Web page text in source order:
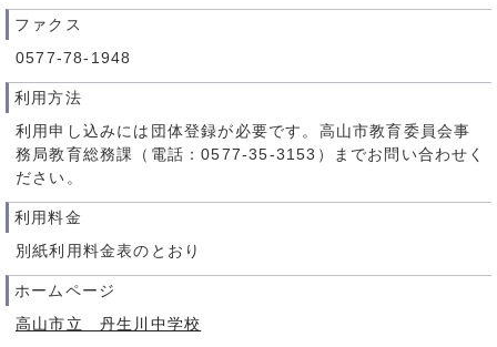
ファクス
0577-78-1948
利用方法
利用申し込みには団体登録が必要です。高山市教育委員会事
務局教育総務課（電話：0577-35-3153）までお問い合わせく
ださい。
利用料金
別紙利用料金表のとおり
ホームページ
高山市立 丹生川中学校